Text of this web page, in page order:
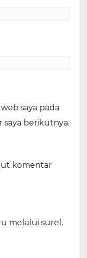
saya pada
berikutnya.
komentar
melalui surel.